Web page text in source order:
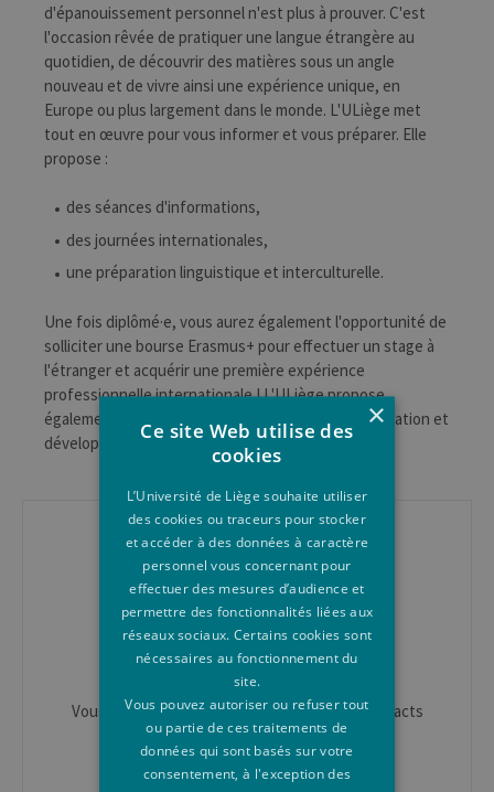
d'épanouissement personnel n'est plus à prouver. C'est
l'occasion rêvée de pratiquer une langue étrangère au
quotidien, de découvrir des matières sous un angle
nouveau et de vivre ainsi une expérience unique, en
Europe ou plus largement dans le monde. L'ULiège met
tout en œuvre pour vous informer et vous préparer. Elle
propose :
des séances d'informations,
des journées internationales,
une préparation linguistique et interculturelle.
Une fois diplômé·e, vous aurez également l'opportunité de
solliciter une bourse Erasmus+ pour effectuer un stage à
l'étranger et acquérir une première expérience
professionnelle internationale ! L'ULiège propose
également à ses étudiant·e·s des stages en coopération et
développement.
CONTACT
Responsable académique du programme :
Professeur Jean-Marie Halleux - Jean-
Marie.Halleux@uliege.be
En Faculté
Vous trouverez sur cette pagela liste des contacts
en Faculté des Sciences.
Futur·e étudiant·e à l'ULiège
×
Ce site Web utilise des
cookies
L’Université de Liège souhaite utiliser
des cookies ou traceurs pour stocker
et accéder à des données à caractère
personnel vous concernant pour
effectuer des mesures d’audience et
permettre des fonctionnalités liées aux
réseaux sociaux. Certains cookies sont
nécessaires au fonctionnement du
site.
Vous pouvez autoriser ou refuser tout
ou partie de ces traitements de
données qui sont basés sur votre
consentement, à l'exception des